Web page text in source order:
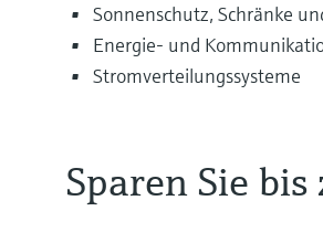
Sonnenschutz, Schränke
Energie- und
Stromverteilungssysteme
Sparen Sie